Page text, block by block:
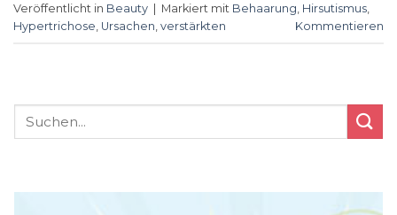
Veröffentlicht in Beauty Markiert mit Behaarung Hirsutismus
Hypertrichose Ursachen verstärkten Kommentieren